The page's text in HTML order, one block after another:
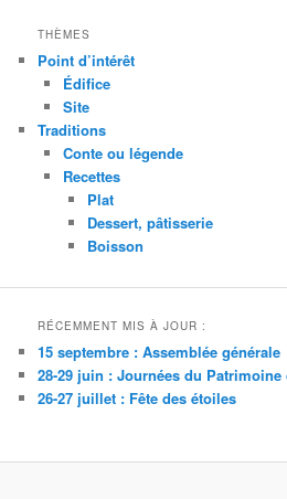
THÈMES
Point d’intérêt
Édifice
Site
Traditions
Conte ou légende
Recettes
Plat
Dessert, pâtisserie
Boisson
RÉCEMMENT MIS À JOUR :
15 septembre : Assemblée générale
28-29 juin : Journées du
26-27 juillet : Fête des étoiles